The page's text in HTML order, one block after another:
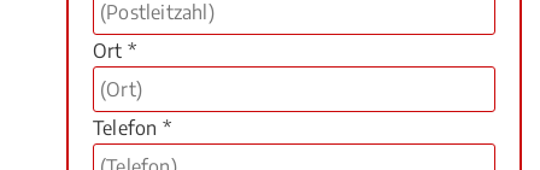
Ort *
Telefon *